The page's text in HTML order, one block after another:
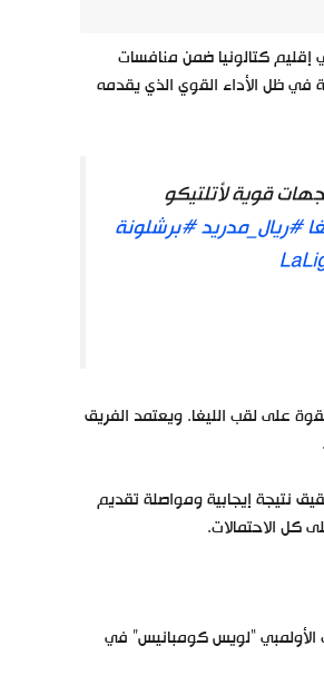
إقليم كتالونيا ضمن منافسات
خاصة في ظل الأداء القوي الذي يقدمه
قوية لأتلتيكو
#ريال_مدريد#برشلونة
على لقب الليغا. ويعتمد الفريق
نتيجة إيجابية ومواصلة تقديم
كل الاحتمالات.
الأولمبي “لويس كومبانيس” في